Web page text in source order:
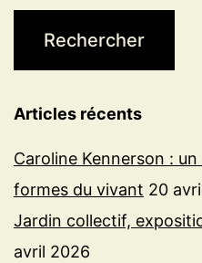
Articles récents
Caroline Kennerson :
formes du vivant 20
Jardin collectif,
avril 2026